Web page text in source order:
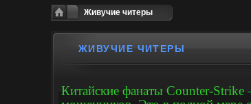
Живучие читеры
ЖИВУЧИЕ ЧИТЕРЫ
Китайские фанаты Counter-Strike